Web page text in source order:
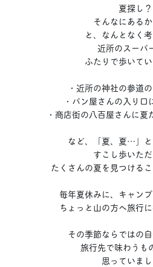
夏探し？
そんなにある
と、なんとなく
近所のスーパ
ふたりで歩いてい
・近所の神社の参道
・パン屋さんの入り
・商店街の八百屋さんに
など、「夏、夏…」
すこし歩いただ
たくさんの夏を見つけるこ
毎年夏休みに、キャン
ちょっと山の方へ旅行に
その季節ならではの
旅行先で味わうも
思っていまし